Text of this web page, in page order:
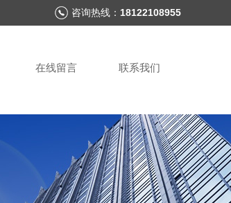
咨询热线： 18122108955
在线留言 联系我们